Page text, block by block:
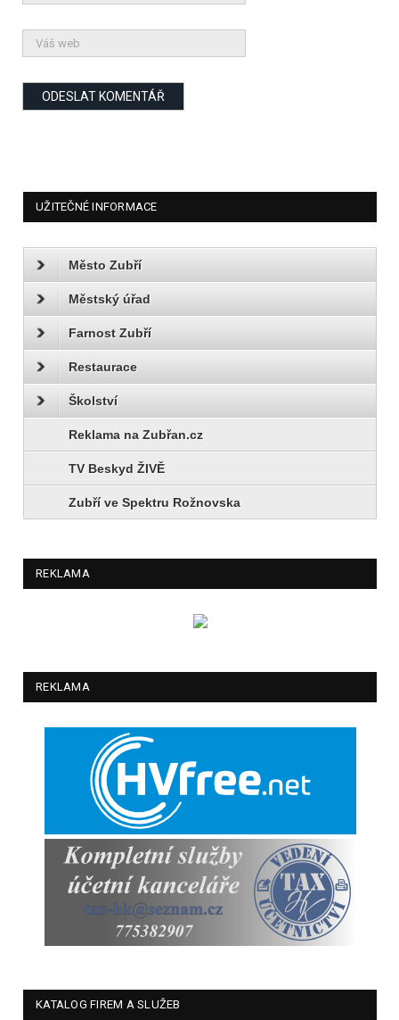
UŽITEČNÉ INFORMACE
Město Zubří
Městský úřad
Farnost Zubří
Restaurace
Školství
Reklama na Zubřan.cz
TV Beskyd ŽIVĚ
Zubří ve Spektru Rožnovska
REKLAMA
REKLAMA
KATALOG FIREM A SLUŽEB